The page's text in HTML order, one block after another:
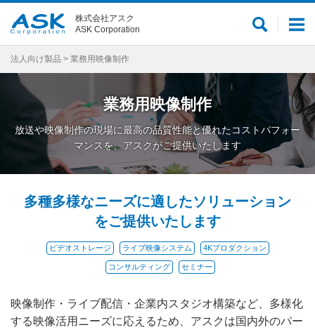
メ
ー
サ
内
株式会社アスク
ASK Corporation
法人向け製品 > 業務用映像制作
業務用映像制作
放送や映像制作の現場に最高の品質性能と優れたコストパフォー
マンスを、アスクがご提供いたします
多種多様なニーズに適したソリューション
をご提供いたします
ビデオストレージ ライブ映像システム 4Kプロダクション
コンサルティング セミナー
映像制作・ライブ配信・企業内スタジオ構築など、多様化
する映像活用ニーズに応えるため、アスクは国内外のパー